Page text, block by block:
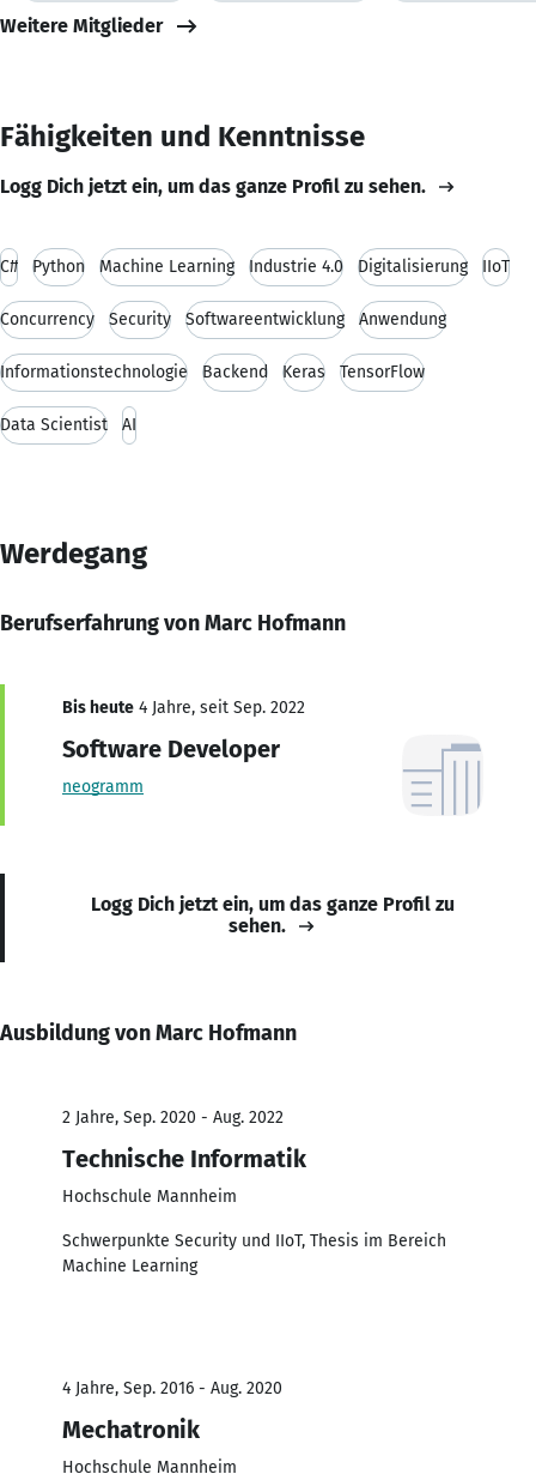
Weitere Mitglieder
Fähigkeiten und Kenntnisse
Logg Dich jetzt ein, um das ganze Profil zu sehen.
C# Python Machine Learning Industrie 4.0 Digitalisierung IIoT
Concurrency Security Softwareentwicklung Anwendung
Informationstechnologie Backend Keras TensorFlow
Data Scientist AI
Werdegang
Berufserfahrung von Marc Hofmann
Bis heute 4 Jahre, seit Sep. 2022
Software Developer
neogramm
Logg Dich jetzt ein, um das ganze Profil zu
sehen.
Ausbildung von Marc Hofmann
2 Jahre, Sep. 2020 - Aug. 2022
Technische Informatik
Hochschule Mannheim
Schwerpunkte Security und IIoT, Thesis im Bereich
Machine Learning
4 Jahre, Sep. 2016 - Aug. 2020
Mechatronik
Hochschule Mannheim